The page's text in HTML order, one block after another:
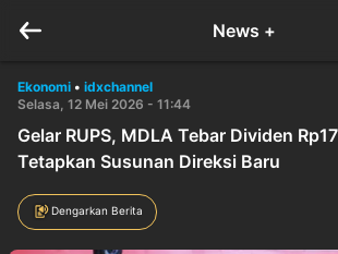
News +
Ekonomi • idxchannel
Selasa, 12 Mei 2026 - 11:44
Gelar RUPS, MDLA Tebar Dividen
Tetapkan Susunan Direksi Baru
Dengarkan Berita